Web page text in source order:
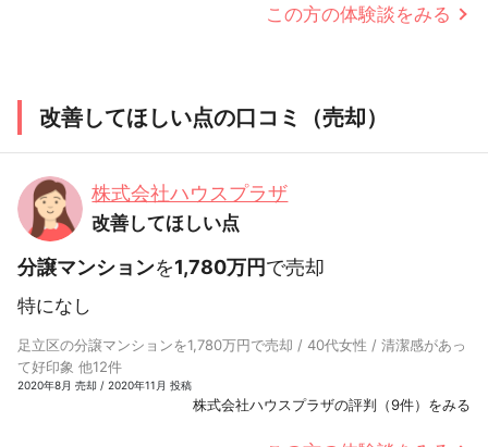
この方の体験談をみる
改善してほしい点の口コミ（売却）
株式会社ハウスプラザ
改善してほしい点
分譲マンションを1,780万円で売却
特になし
足立区の分譲マンションを1,780万円で売却 / 40代女性 / 清潔感があっ
て好印象 他12件
2020年8月 売却 / 2020年11月 投稿
株式会社ハウスプラザの評判（9件）をみる